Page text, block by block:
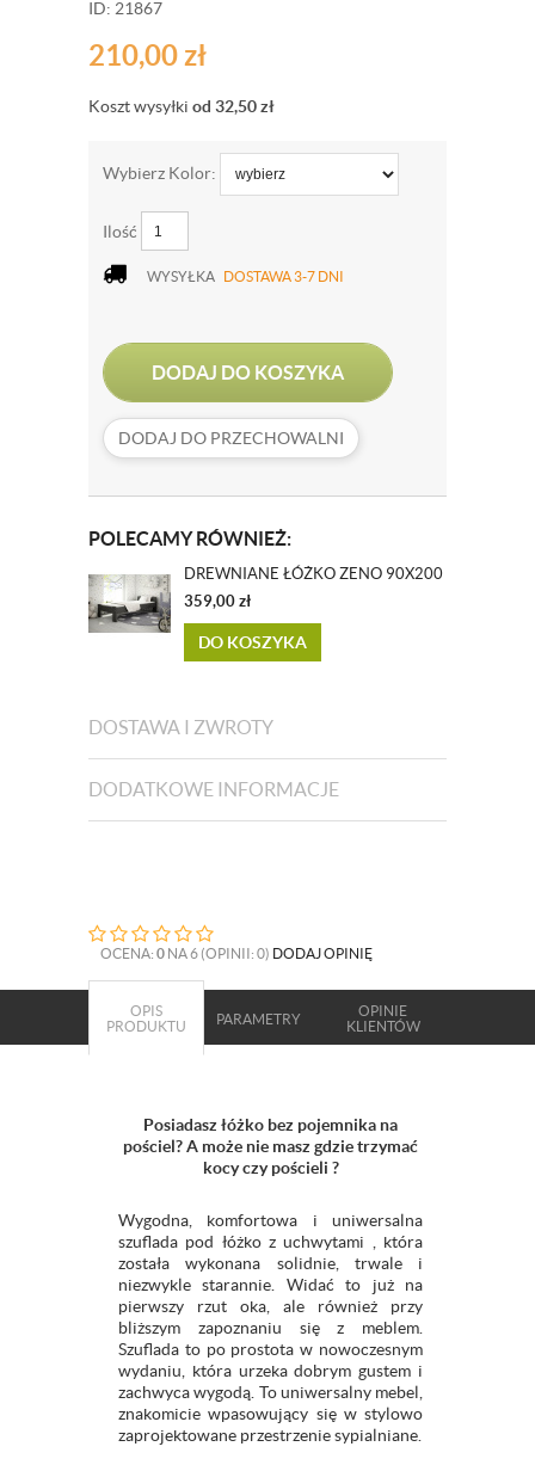
ID: 21867
210,00zł
Koszt wysyłki od 32,50zł
Wybierz Kolor:
Ilość
WYSYŁKA DOSTAWA 3-7 DNI
DODAJ DO KOSZYKA
DODAJ DO PRZECHOWALNI
POLECAMY RÓWNIEŻ:
DREWNIANE ŁÓŻKO ZENO 90X200
359,00 zł
DO KOSZYKA
DOSTAWA I ZWROTY
DODATKOWE INFORMACJE
OCENA: 0 NA 6 (OPINII: 0) DODAJ OPINIĘ
OPIS
PRODUKTU
PARAMETRY
OPINIE
KLIENTÓW
Posiadasz łóżko bez pojemnika na
pościel? A może nie masz gdzie trzymać
kocy czy pościeli ?
Wygodna, komfortowa i uniwersalna
szuflada pod łóżko z uchwytami , która
została wykonana solidnie, trwale i
niezwykle starannie. Widać to już na
pierwszy rzut oka, ale również przy
bliższym zapoznaniu się z meblem.
Szuflada to po prostota w nowoczesnym
wydaniu, która urzeka dobrym gustem i
zachwyca wygodą. To uniwersalny mebel,
znakomicie wpasowujący się w stylowo
zaprojektowane przestrzenie sypialniane.